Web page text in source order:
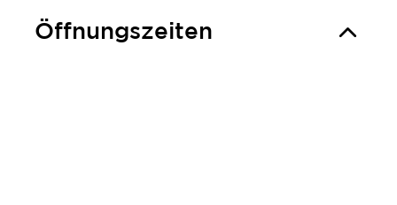
Öffnungszeiten